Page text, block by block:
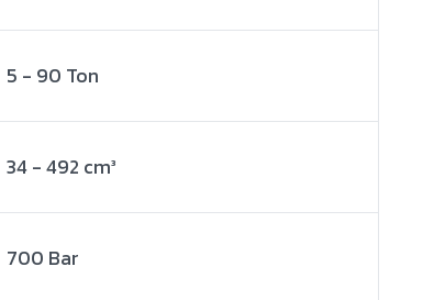
5 - 90 Ton
34 - 492 cm³
700 Bar